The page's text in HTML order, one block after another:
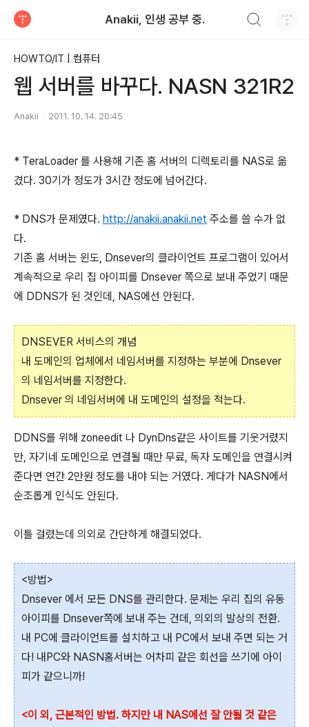
Anakii, 인생 공부 중.
HOWTO/IT | 컴퓨터
웹 서버를 바꾸다. NASN 321R2
Anakii 2011. 10. 14. 20:45
* TeraLoader 를 사용해 기존 홈 서버의 디렉토리를 NAS로 옮
겼다. 30기가 정도가 3시간 정도에 넘어간다.
* DNS가 문제였다. http://anakii.anakii.net 주소를 쓸 수가 없
다.
기존 홈 서버는 윈도, Dnsever의 클라이언트 프로그램이 있어서
계속적으로 우리 집 아이피를 Dnsever 쪽으로 보내 주었기 때문
에 DDNS가 된 것인데, NAS에선 안된다.
DNSEVER 서비스의 개념
내 도메인의 업체에서 네임서버를 지정하는 부분에 Dnsever
의 네임서버를 지정한다.
Dnsever 의 네임서버에 내 도메인의 설정을 적는다.
DDNS를 위해 zoneedit 나 DynDns같은 사이트를 기웃거렸지
만, 자기네 도메인으로 연결될 때만 무료, 독자 도메인을 연결시켜
준다면 연간 2만원 정도를 내야 되는 거였다. 게다가 NASN에서
순조롭게 인식도 안된다.
이틀 걸렸는데 의외로 간단하게 해결되었다.
<방법>
Dnsever 에서 모든 DNS를 관리한다. 문제는 우리 집의 유동
아이피를 Dnsever쪽에 보내 주는 건데, 의외의 발상의 전환.
내 PC에 클라이언트를 설치하고 내 PC에서 보내 주면 되는 거
다! 내PC와 NASN홈서버는 어차피 같은 회선을 쓰기에 아이
피가 같으니까!
<이 외, 근본적인 방법. 하지만 내 NAS에선 잘 안될 것 같은